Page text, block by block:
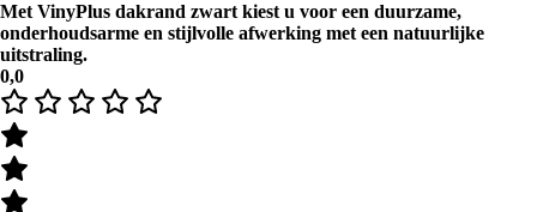
Met VinyPlus dakrand zwart kiest u voor een duurzame,
onderhoudsarme en stijlvolle afwerking met een natuurlijke
uitstraling.
0,0